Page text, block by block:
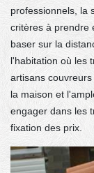
professionnels, la
critères à prendre
baser sur la
l'habitation où les
artisans
la maison et
engager dans les
fixation des prix.